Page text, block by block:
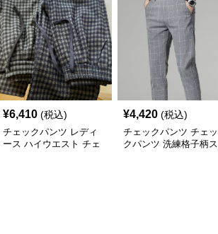
¥6,410 (税込)
チェックパンツ レディ
ース ハイウエスト チェ
¥4,420 (税込)
チェックパンツ チェッ
クパンツ 洗練格子柄ス